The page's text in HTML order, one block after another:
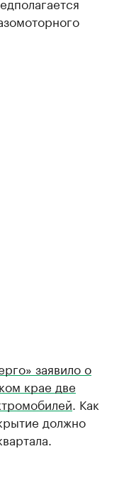
заявило о
крае две
. Как
должно